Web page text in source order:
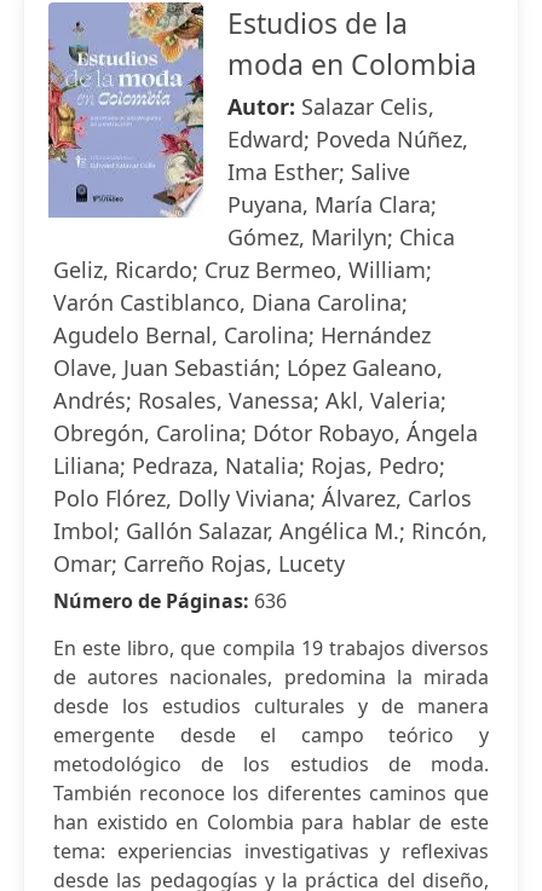
Estudios de la
moda en Colombia
Autor: Salazar Celis,
Edward; Poveda Núñez,
Ima Esther; Salive
Puyana, María Clara;
Gómez, Marilyn; Chica
Geliz, Ricardo; Cruz Bermeo, William;
Varón Castiblanco, Diana Carolina;
Agudelo Bernal, Carolina; Hernández
Olave, Juan Sebastián; López Galeano,
Andrés; Rosales, Vanessa; Akl, Valeria;
Obregón, Carolina; Dótor Robayo, Ángela
Liliana; Pedraza, Natalia; Rojas, Pedro;
Polo Flórez, Dolly Viviana; Álvarez, Carlos
Imbol; Gallón Salazar, Angélica M.; Rincón,
Omar; Carreño Rojas, Lucety
Número de Páginas: 636
En este libro, que compila 19 trabajos diversos
de autores nacionales, predomina la mirada
desde los estudios culturales y de manera
emergente desde el campo teórico y
metodológico de los estudios de moda.
También reconoce los diferentes caminos que
han existido en Colombia para hablar de este
tema: experiencias investigativas y reflexivas
desde las pedagogías y la práctica del diseño,